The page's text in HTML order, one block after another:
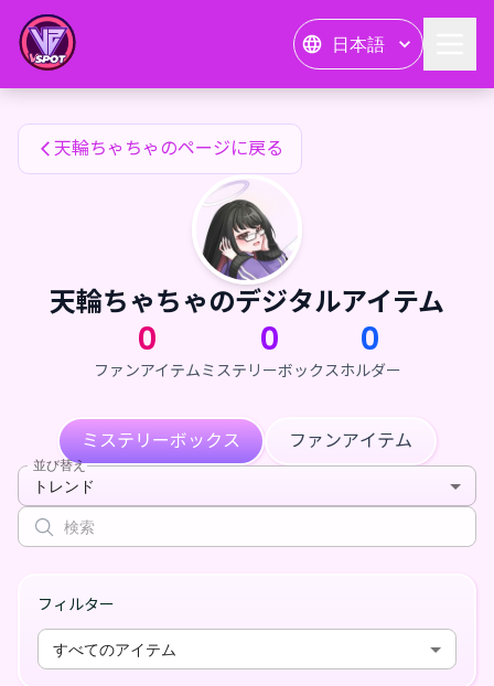
日本語
天輪ちゃちゃのファンアイテム
天輪ちゃちゃのページに戻る
天輪ちゃちゃのデジタルアイテム
0
ファンアイテム
0
ミステリーボックス
0
ホルダー
ミステリーボックス ファンアイテム
並び替え
トレンド
フィルター
すべてのアイテム
天輪ちゃちゃのファンアイテム — 24karat